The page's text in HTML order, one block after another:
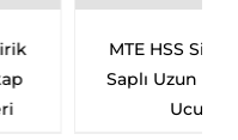
MTE HSS Mors Konik
Saplı Uzun Matkap